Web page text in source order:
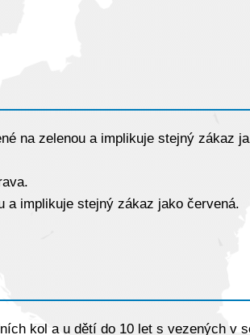
na zelenou a implikuje stejný zákaz
a implikuje stejný zákaz jako červená.
kol a u dětí do 10 let s vezených v